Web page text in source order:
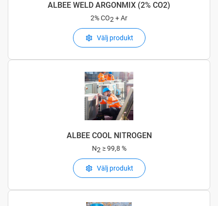
ALBEE WELD ARGONMIX (2% CO2)
2% CO2 + Ar
Välj produkt
ALBEE COOL NITROGEN
N2 ≥ 99,8 %
Välj produkt